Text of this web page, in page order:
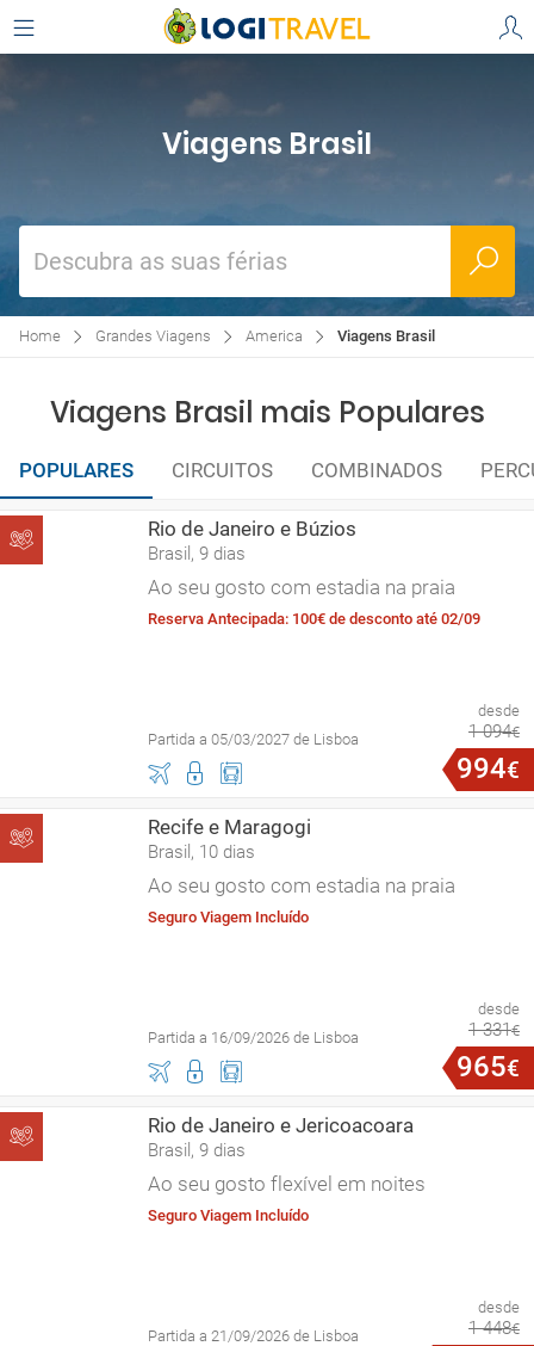
Viagens Brasil
Descubra as suas férias
Home Grandes Viagens America Viagens Brasil
Viagens Brasil mais Populares
POPULARES CIRCUITOS COMBINADOS
Rio de Janeiro e Búzios
Brasil, 9 dias
Ao seu gosto com estadia na praia
Reserva Antecipada: 100€ de desconto até 02/09
Partida a 05/03/2027 de Lisboa
desde
1 094€
994€
Recife e Maragogi
Brasil, 10 dias
Ao seu gosto com estadia na praia
Seguro Viagem Incluído
Partida a 16/09/2026 de Lisboa
desde
1 331€
965€
Rio de Janeiro e Jericoacoara
Brasil, 9 dias
Ao seu gosto flexível em noites
Seguro Viagem Incluído
Partida a 21/09/2026 de Lisboa
desde
1 448€